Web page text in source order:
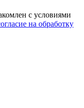
с условиями
на обработку